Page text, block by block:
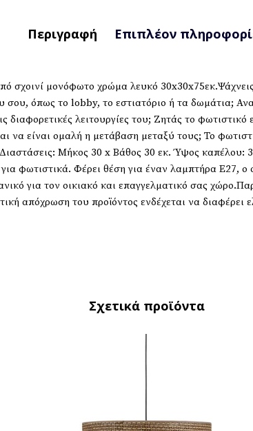
Περιγραφή Επιπλέον
σχοινί μονόφωτο χρώμα λευκό
σου, όπως το lobby, το εστιατόριο ή τα δωμάτια;
διαφορετικές λειτουργίες του; Ζητάς το
να είναι ομαλή η μετάβαση μεταξύ τους; Το
Μήκος 30 x Βάθος 30 εκ. Ύψος
για φωτιστικά. Φέρει θέση για έναν λαμπτήρα Ε27,
για τον οικιακό και επαγγελματικό σας
απόχρωση του προϊόντος ενδέχεται να
Σχετικά προϊόντα